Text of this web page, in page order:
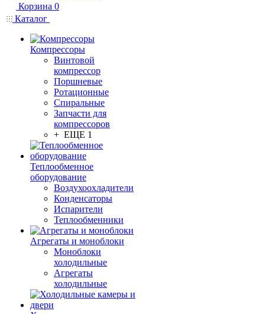
Корзина 0
Каталог
Компрессоры
Винтовой
компрессор
Поршневые
Ротационные
Спиральные
Запчасти для
компрессоров
+ ЕЩЕ 1
Теплообменное
оборудование
Воздухоохладители
Конденсаторы
Испарители
Теплообменники
Агрегаты и моноблоки
Моноблоки
холодильные
Агрегаты
холодильные